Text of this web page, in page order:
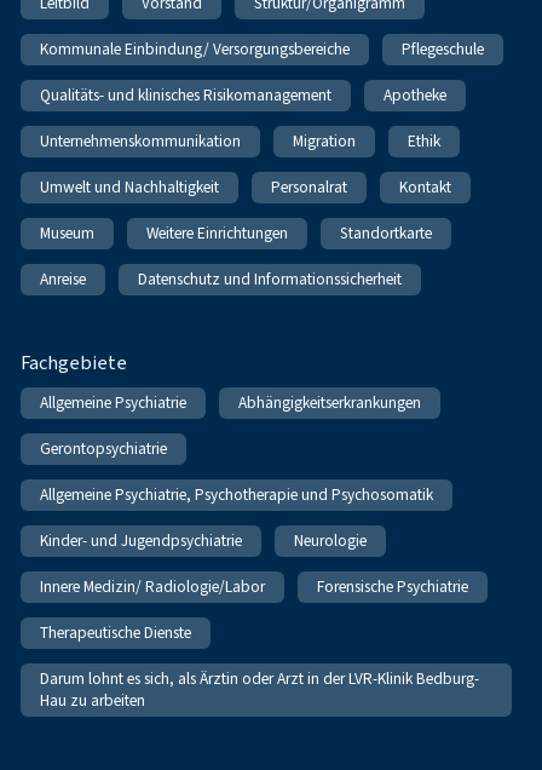
Kommunale Einbindung/ Versorgungsbereiche Pflegeschule
Qualitäts- und klinisches Risikomanagement Apotheke
Unternehmenskommunikation Migration Ethik
Umwelt und Nachhaltigkeit Personalrat Kontakt
Museum Weitere Einrichtungen Standortkarte
Anreise Datenschutz und Informationssicherheit
Fachgebiete
Allgemeine Psychiatrie Abhängigkeitserkrankungen
Gerontopsychiatrie
Allgemeine Psychiatrie, Psychotherapie und Psychosomatik
Kinder- und Jugendpsychiatrie Neurologie
Innere Medizin/ Radiologie/Labor Forensische Psychiatrie
Therapeutische Dienste
Darum lohnt es sich, als Ärztin oder Arzt in der LVR-Klinik Bedburg-
Hau zu arbeiten